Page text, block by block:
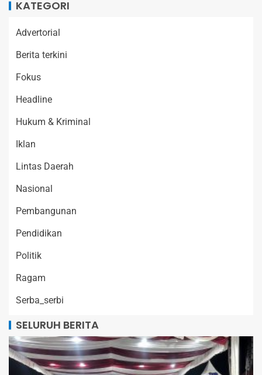
KATEGORI
Advertorial
Berita terkini
Fokus
Headline
Hukum & Kriminal
Iklan
Lintas Daerah
Nasional
Pembangunan
Pendidikan
Politik
Ragam
Serba_serbi
SELURUH BERITA